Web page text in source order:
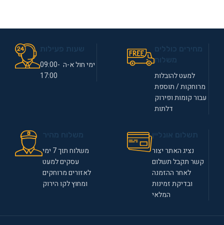
למעט להובלות
מרוחקות / תוספת
עבור קומות ופירוק
דלתות
ימי חול א-ה 09:00-
17:00
נציג האתר יצור
קשר תקבל תשלום
לאחר ההזמנה
ובדיקת זמינות
המלאי
משלוח תוך 7 ימי
עסקים למעט
לאזורים מרוחקים
ומחוץ לקו הירוק